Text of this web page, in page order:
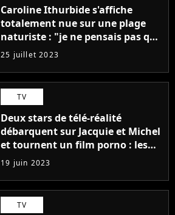
Caroline Ithurbide s'affiche
totalement nue sur une plage
naturiste : "je ne pensais pas que
j'arriverais à le faire..."
25 juillet 2023
TV
Deux stars de télé-réalité
débarquent sur Jacquie et Michel
et tournent un film porno : les
premières images du tournage
(exclu)
19 juin 2023
TV